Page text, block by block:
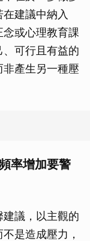
建議中納入
念或心理教育課
可行且有益的
產生另一種壓
率增加要警
議，以主觀的
是造成壓力，